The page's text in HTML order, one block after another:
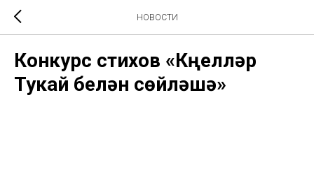
НОВОСТИ
Конкурс стихов «Күңелләр
Тукай белән сөйләшә»